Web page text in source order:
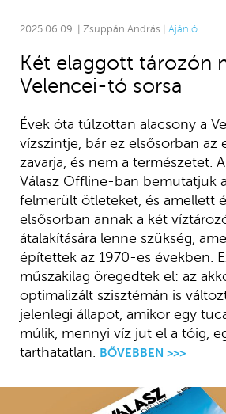
2025.06.09. | Zsuppán András | Ajánló
Két elaggott tározón
Velencei-tó sorsa
Évek óta túlzottan alacsony a
vízszintje, bár ez elsősorban az
zavarja, és nem a természetet.
Válasz Offline-ban bemutatjuk
felmerült ötleteket, és amellett
elsősorban annak a két
átalakítására lenne szükség,
építettek az 1970-es években.
műszakilag öregedtek el: az
optimalizált szisztémán is
jelenlegi állapot, amikor egy
múlik, mennyi víz jut el a tóig,
tarthatatlan. BŐVEBBEN >>>